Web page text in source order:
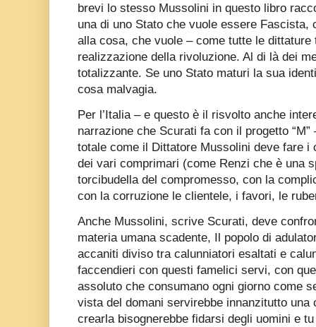
brevi lo stesso Mussolini in questo libro
una di uno Stato che vuole essere Fascista,
alla cosa, che vuole – come tutte le dittature
realizzazione della rivoluzione. Al di là dei
totalizzante. Se uno Stato maturi la sua
cosa malvagia.
Per l’Italia – e questo è il risvolto anche
narrazione che Scurati fa con il progetto
totale come il Dittatore Mussolini deve fare i
dei vari comprimari (come Renzi che è una
torcibudella del compromesso, con la
con la corruzione le clientele, i favori, le
Anche Mussolini, scrive Scurati, deve
materia umana scadente, Il popolo di
accaniti diviso tra calunniatori esaltati e
faccendieri con questi famelici servi, con
assoluto che consumano ogni giorno come
vista del domani servirebbe innanzitutto una
crearla bisognerebbe fidarsi degli uomini e